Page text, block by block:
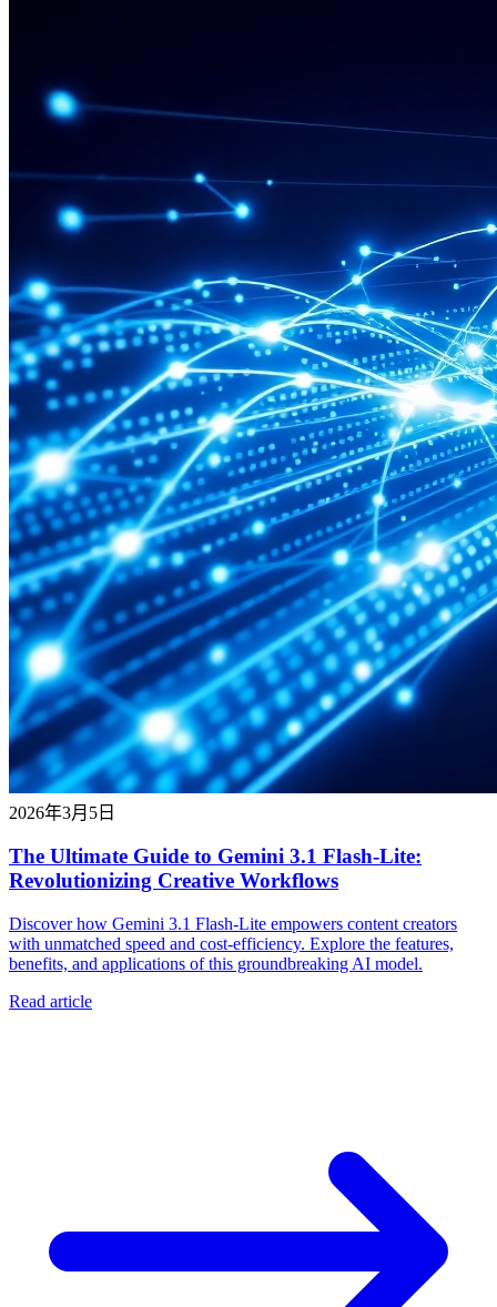
2026年3月5日
The Ultimate Guide to Gemini 3.1 Flash-Lite:
Revolutionizing Creative Workflows
Discover how Gemini 3.1 Flash-Lite empowers content creators
with unmatched speed and cost-efficiency. Explore the features,
benefits, and applications of this groundbreaking AI model.
Read article